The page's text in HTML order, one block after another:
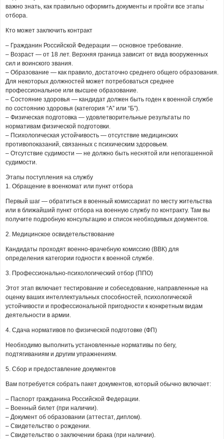
важно знать, как правильно оформить документы и пройти все этапы
отбора.
Кто может заключить контракт
– Гражданин Российской Федерации — основное требование.
– Возраст — от 18 лет. Верхняя граница зависит от вида вооруженных
сил и воинского звания.
– Образование — как правило, достаточно среднего общего образования.
Для некоторых должностей может потребоваться среднее
профессиональное или высшее образование.
– Состояние здоровья — кандидат должен быть годен к военной службе
по состоянию здоровья (категория “А” или “Б”).
– Физическая подготовка — удовлетворительные результаты по
нормативам физической подготовки.
– Психологическая устойчивость — отсутствие медицинских
противопоказаний, связанных с психическим здоровьем.
– Отсутствие судимости — не должно быть неснятой или непогашенной
судимости.
Этапы поступления на службу
1. Обращение в военкомат или пункт отбора
Первый шаг — обратиться в военный комиссариат по месту жительства
или в ближайший пункт отбора на военную службу по контракту. Там вы
получите подробную консультацию и список необходимых документов.
2. Медицинское освидетельствование
Кандидаты проходят военно-врачебную комиссию (ВВК) для
определения категории годности к военной службе.
3. Профессионально-психологический отбор (ППО)
Этот этап включает тестирование и собеседование, направленные на
оценку ваших интеллектуальных способностей, психологической
устойчивости и профессиональной пригодности к конкретным видам
деятельности в армии.
4. Сдача нормативов по физической подготовке (ФП)
Необходимо выполнить установленные нормативы по бегу,
подтягиваниям и другим упражнениям.
5. Сбор и предоставление документов
Вам потребуется собрать пакет документов, который обычно включает:
– Паспорт гражданина Российской Федерации.
– Военный билет (при наличии).
– Документ об образовании (аттестат, диплом).
– Свидетельство о рождении.
– Свидетельство о заключении брака (при наличии).